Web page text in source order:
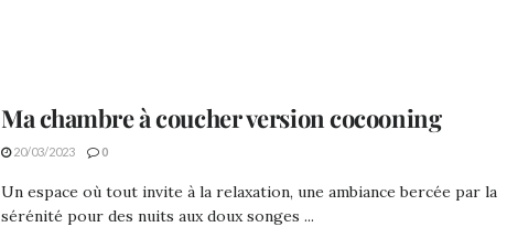
Ma chambre à coucher version cocooning
20/03/2023 0
Un espace où tout invite à la relaxation, une ambiance bercée par la
sérénité pour des nuits aux doux songes ...